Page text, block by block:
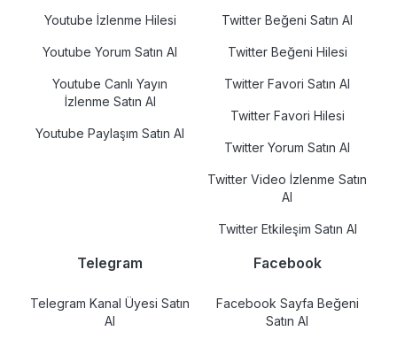
Youtube İzlenme Hilesi
Youtube Yorum Satın Al
Youtube Canlı Yayın
İzlenme Satın Al
Youtube Paylaşım Satın Al
Twitter Beğeni Satın Al
Twitter Beğeni Hilesi
Twitter Favori Satın Al
Twitter Favori Hilesi
Twitter Yorum Satın Al
Twitter Video İzlenme Satın
Al
Twitter Etkileşim Satın Al
Telegram
Telegram Kanal Üyesi Satın
Al
Facebook
Facebook Sayfa Beğeni
Satın Al